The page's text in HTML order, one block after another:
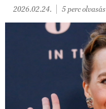
2026.02.24. 5 perc olvasás